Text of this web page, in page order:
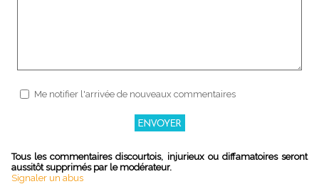
Me notifier l'arrivée de nouveaux commentaires
Tous les commentaires discourtois, injurieux ou diffamatoires seront
aussitôt supprimés par le modérateur.
Signaler un abus